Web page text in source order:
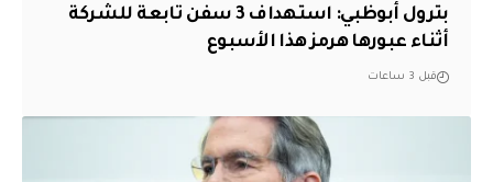
بترول أبوظبي: استهداف 3 سفن تابعة للشركة
أثناء عبورها هرمز هذا الأسبوع
قبل 3 ساعات